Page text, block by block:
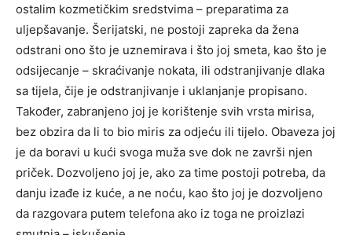
ostalim kozmetičkim sredstvima – preparatima za
uljepšavanje. Šerijatski, ne postoji zapreka da žena
odstrani ono što je uznemirava i što joj smeta, kao što je
odsijecanje – skraćivanje nokata, ili odstranjivanje dlaka
sa tijela, čije je odstranjivanje i uklanjanje propisano.
Također, zabranjeno joj je korištenje svih vrsta mirisa,
bez obzira da li to bio miris za odjeću ili tijelo. Obaveza joj
je da boravi u kući svoga muža sve dok ne završi njen
priček. Dozvoljeno joj je, ako za time postoji potreba, da
danju izađe iz kuće, a ne noću, kao što joj je dozvoljeno
da razgovara putem telefona ako iz toga ne proizlazi